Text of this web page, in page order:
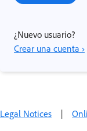
¿Nuevo usuario?
Crear una cuenta ›
Legal Notices |